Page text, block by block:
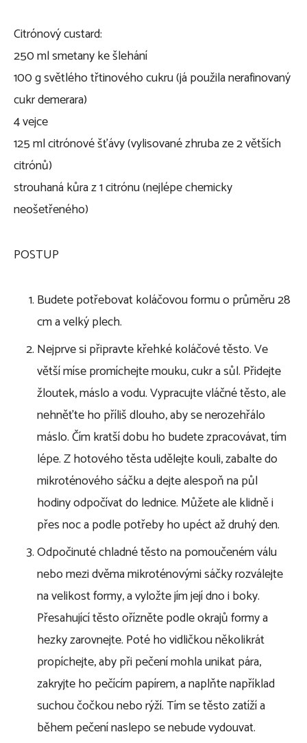
Citrónový custard:
250 ml smetany ke šlehání
100 g světlého třtinového cukru (já použila nerafinovaný
cukr demerara)
4 vejce
125 ml citrónové šťávy (vylisované zhruba ze 2 větších
citrónů)
strouhaná kůra z 1 citrónu (nejlépe chemicky
neošetřeného)
POSTUP
Budete potřebovat koláčovou formu o průměru 28
cm a velký plech.
Nejprve si připravte křehké koláčové těsto. Ve
větší míse promíchejte mouku, cukr a sůl. Přidejte
žloutek, máslo a vodu. Vypracujte vláčné těsto, ale
nehněťte ho příliš dlouho, aby se nerozehřálo
máslo. Čím kratší dobu ho budete zpracovávat, tím
lépe. Z hotového těsta udělejte kouli, zabalte do
mikroténového sáčku a dejte alespoň na půl
hodiny odpočívat do lednice. Můžete ale klidně i
přes noc a podle potřeby ho upéct až druhý den.
Odpočinuté chladné těsto na pomoučeném válu
nebo mezi dvěma mikroténovými sáčky rozválejte
na velikost formy, a vyložte jím její dno i boky.
Přesahující těsto ořízněte podle okrajů formy a
hezky zarovnejte. Poté ho vidličkou několikrát
propíchejte, aby při pečení mohla unikat pára,
zakryjte ho pečícím papírem, a naplňte například
suchou čočkou nebo rýží. Tím se těsto zatíží a
během pečení naslepo se nebude vydouvat.